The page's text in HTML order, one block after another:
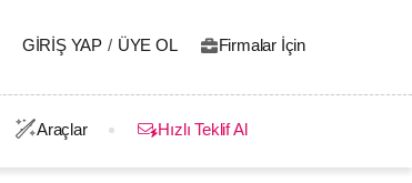
GIRIŞ YAP / ÜYE OL Firmalar İçin
Araçlar Hızlı Teklif Al